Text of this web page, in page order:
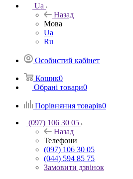
Ua
Назад
Мова
Ua
Ru
Особистий кабінет
Кошик0
Обрані товари0
Порівняння товарів0
(097) 106 30 05
Назад
Телефони
(097) 106 30 05
(044) 594 85 75
Замовити дзвінок